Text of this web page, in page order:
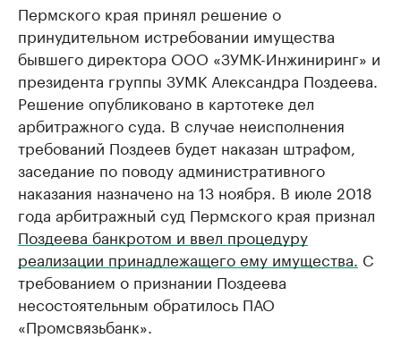
Пермского края принял решение о
принудительном истребовании имущества
бывшего директора ООО «ЗУМК-Инжиниринг» и
президента группы ЗУМК Александра Поздеева.
Решение опубликовано в картотеке дел
арбитражного суда. В случае неисполнения
требований Поздеев будет наказан штрафом,
заседание по поводу административного
наказания назначено на 13 ноября. В июле 2018
года арбитражный суд Пермского края признал
Поздеева банкротом и ввел процедуру
реализации принадлежащего ему имущества. С
требованием о признании Поздеева
несостоятельным обратилось ПАО
«Промсвязьбанк».